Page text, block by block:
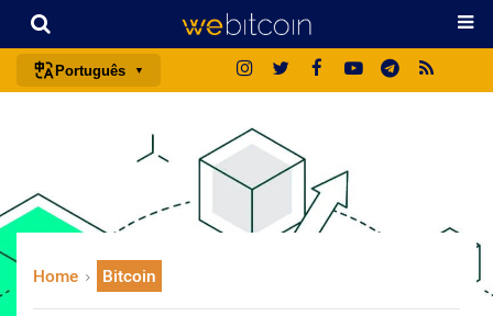
Português
français
deutsch
Home Bitcoin